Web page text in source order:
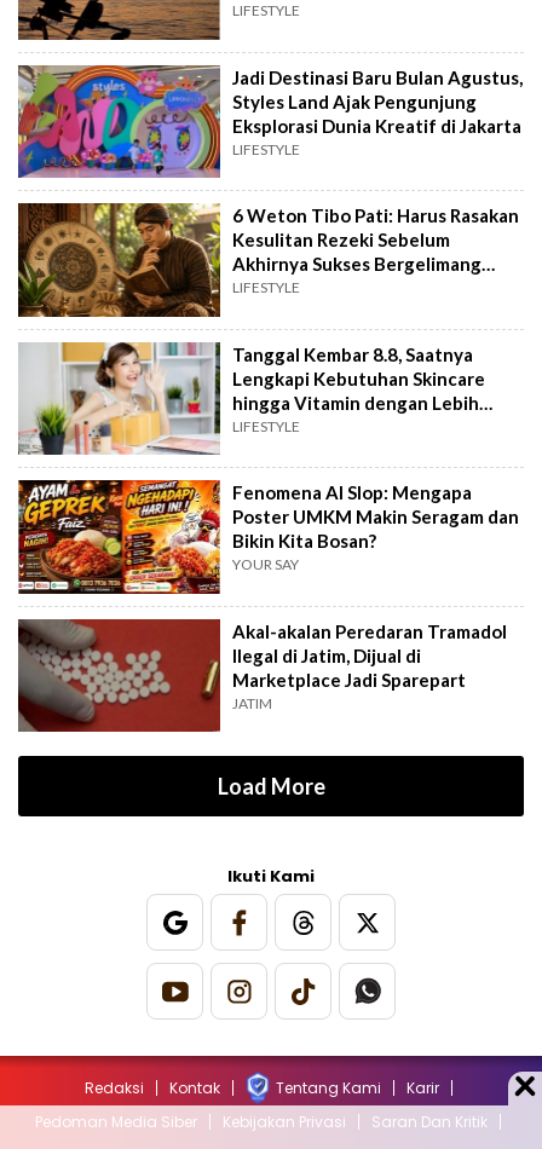
LIFESTYLE
Jadi Destinasi Baru Bulan Agustus,
Styles Land Ajak Pengunjung
Eksplorasi Dunia Kreatif di Jakarta
LIFESTYLE
6 Weton Tibo Pati: Harus Rasakan
Kesulitan Rezeki Sebelum
Akhirnya Sukses Bergelimang
Harta
LIFESTYLE
Tanggal Kembar 8.8, Saatnya
Lengkapi Kebutuhan Skincare
hingga Vitamin dengan Lebih
Hemat
LIFESTYLE
Fenomena AI Slop: Mengapa
Poster UMKM Makin Seragam dan
Bikin Kita Bosan?
YOUR SAY
Akal-akalan Peredaran Tramadol
Ilegal di Jatim, Dijual di
Marketplace Jadi Sparepart
JATIM
Load More
Ikuti Kami
Redaksi Kontak Tentang Kami
Karir
Pedoman Media Siber
Kebijakan Privasi
Saran Dan Kritik